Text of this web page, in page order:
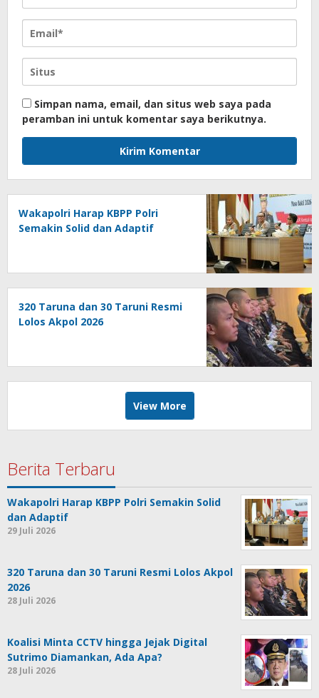
Simpan nama, email, dan situs web saya pada
peramban ini untuk komentar saya berikutnya.
Wakapolri Harap KBPP Polri
Semakin Solid dan Adaptif
320 Taruna dan 30 Taruni Resmi
Lolos Akpol 2026
View More
Berita Terbaru
Wakapolri Harap KBPP Polri Semakin Solid
dan Adaptif
29 Juli 2026
320 Taruna dan 30 Taruni Resmi Lolos Akpol
2026
28 Juli 2026
Koalisi Minta CCTV hingga Jejak Digital
Sutrimo Diamankan, Ada Apa?
28 Juli 2026